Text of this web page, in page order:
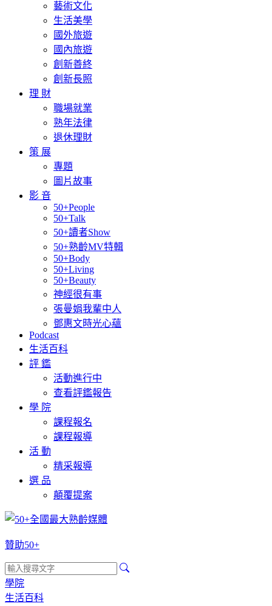
藝術文化
生活美學
國外旅遊
國內旅遊
創新善終
創新長照
理 財
職場就業
熟年法律
退休理財
策 展
專題
圖片故事
影 音
50+People
50+Talk
50+讀者Show
50+熟齡MV特輯
50+Body
50+Living
50+Beauty
神經很有事
張曼娟我輩中人
鄧惠文時光心蘊
Podcast
生活百科
評 鑑
活動進行中
查看評鑑報告
學 院
課程報名
課程報導
活 動
精采報導
選 品
顛覆提案
贊助50+
學院
生活百科